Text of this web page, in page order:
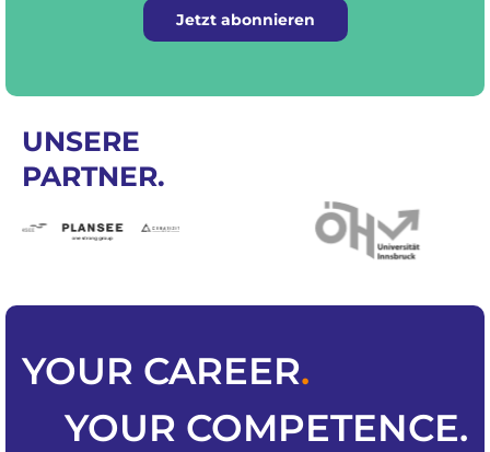
Jetzt abonnieren
UNSERE
PARTNER.
YOUR CAREER.
YOUR COMPETENCE.